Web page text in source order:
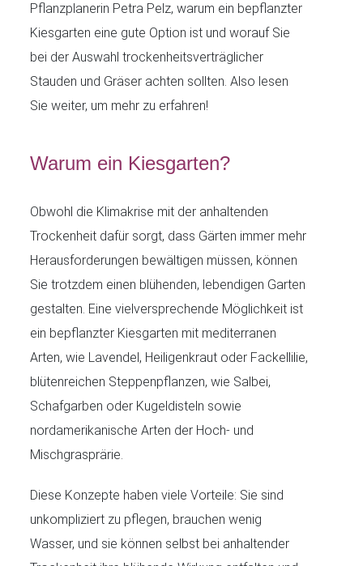
Pflanzplanerin Petra Pelz, warum ein bepflanzter
Kiesgarten eine gute Option ist und worauf Sie
bei der Auswahl trockenheitsverträglicher
Stauden und Gräser achten sollten. Also lesen
Sie weiter, um mehr zu erfahren!
Warum ein Kiesgarten?
Obwohl die Klimakrise mit der anhaltenden
Trockenheit dafür sorgt, dass Gärten immer mehr
Herausforderungen bewältigen müssen, können
Sie trotzdem einen blühenden, lebendigen Garten
gestalten. Eine vielversprechende Möglichkeit ist
ein bepflanzter Kiesgarten mit mediterranen
Arten, wie Lavendel, Heiligenkraut oder Fackellilie,
blütenreichen Steppenpflanzen, wie Salbei,
Schafgarben oder Kugeldisteln sowie
nordamerikanische Arten der Hoch- und
Mischgrasprärie.
Diese Konzepte haben viele Vorteile: Sie sind
unkompliziert zu pflegen, brauchen wenig
Wasser, und sie können selbst bei anhaltender